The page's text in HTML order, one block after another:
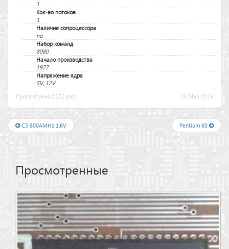
1
Кол-во потоков
1
Наличие сопроцессора
no
Набор команд
8080
Начало производства
1977
Напряжение ядра
5V, 12V
Просмотрено 2172 раз
19 Мая 2016
C3 800AMHz 1.6V Pentium 60
Просмотренные